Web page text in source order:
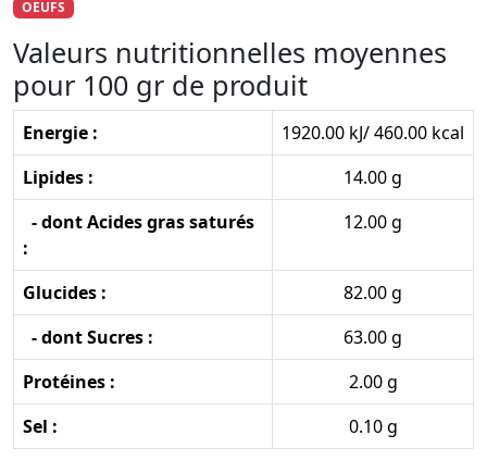
OEUFS
Valeurs nutritionnelles moyennes
pour 100 gr de produit
Energie :
1920.00 kJ/ 460.00 kcal
Lipides :
14.00 g
- dont Acides gras saturés
:
12.00 g
Glucides :
82.00 g
- dont Sucres :
63.00 g
Protéines :
2.00 g
Sel :
0.10 g